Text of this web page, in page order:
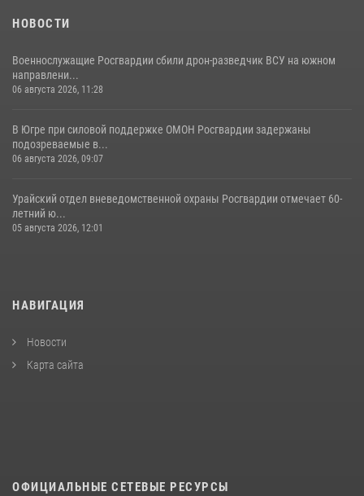
НОВОСТИ
Военнослужащие Росгвардии сбили дрон-разведчик ВСУ на южном
направлени...
06 августа 2026, 11:28
В Югре при силовой поддержке ОМОН Росгвардии задержаны
подозреваемые в...
06 августа 2026, 09:07
Урайский отдел вневедомственной охраны Росгвардии отмечает 60-
летний ю...
05 августа 2026, 12:01
НАВИГАЦИЯ
Новости
Карта сайта
ОФИЦИАЛЬНЫЕ СЕТЕВЫЕ РЕСУРСЫ